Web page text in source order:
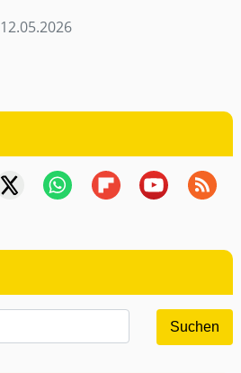
12.05.2026